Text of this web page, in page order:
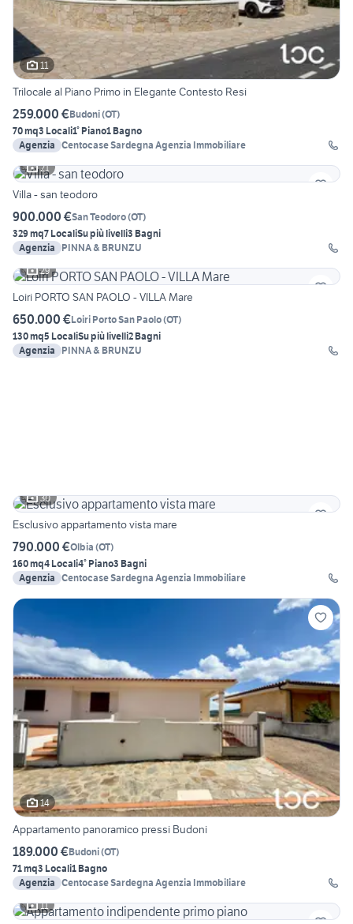
11
Trilocale al Piano Primo in Elegante Contesto Resi
259.000 €Budoni(OT)
70 mq3 Locali1° Piano1 Bagno
Agenzia Centocase Sardegna Agenzia Immobiliare
21
Villa - san teodoro
900.000 €San Teodoro(OT)
329 mq7 LocaliSu più livelli3 Bagni
Agenzia
PINNA & BRUNZU
29
Loiri PORTO SAN PAOLO - VILLA Mare
650.000 €Loiri Porto San Paolo(OT)
130 mq5 LocaliSu più livelli2 Bagni
Agenzia
PINNA & BRUNZU
30
Esclusivo appartamento vista mare
790.000 €Olbia (OT)
160 mq4 Locali4° Piano3 Bagni
Agenzia Centocase Sardegna Agenzia Immobiliare
14
Appartamento panoramico pressi Budoni
189.000 €Budoni(OT)
71 mq3 Locali1 Bagno
Agenzia Centocase Sardegna Agenzia Immobiliare
11